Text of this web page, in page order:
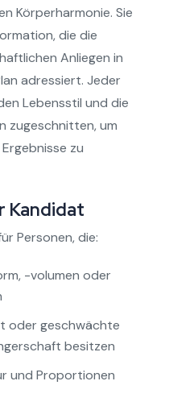
Körperharmonie. Sie
die die
Anliegen in
adressiert. Jeder
Lebensstil und die
zugeschnitten, um
zu
Kandidat
Personen, die:
-volumen oder
oder geschwächte
besitzen
und Proportionen